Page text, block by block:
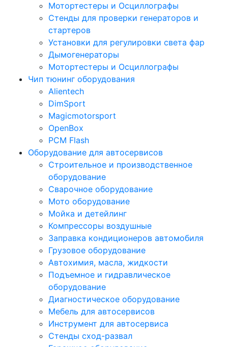
Мотортестеры и Осциллографы
Стенды для проверки генераторов и
стартеров
Установки для регулировки света фар
Дымогенераторы
Мотортестеры и Осциллографы
Чип тюнинг оборудования
Alientech
DimSport
Magicmotorsport
OpenBox
PCM Flash
Оборудование для автосервисов
Строительное и производственное
оборудование
Сварочное оборудование
Мото оборудование
Мойка и детейлинг
Компрессоры воздушные
Заправка кондиционеров автомобиля
Грузовое оборудование
Автохимия, масла, жидкости
Подъемное и гидравлическое
оборудование
Диагностическое оборудование
Мебель для автосервисов
Инструмент для автосервиса
Стенды сход-развал